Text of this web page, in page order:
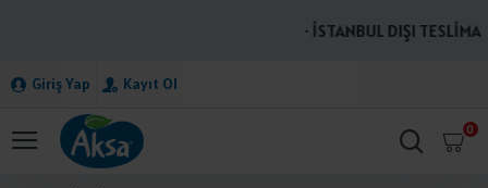
· İSTANBUL DIŞI
Giriş Yap Kayıt Ol
0